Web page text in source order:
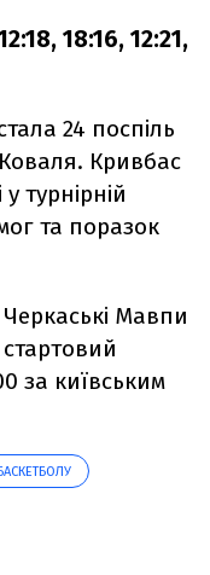
18:16, 12:21,
24 поспіль
Кривбас
турнірній
та поразок
Мавпи
за київським